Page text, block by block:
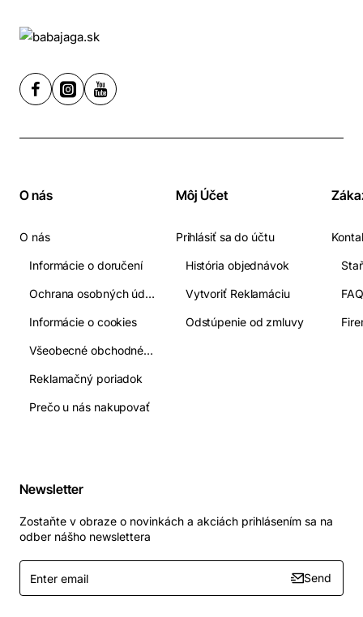
O nás
O nás
Informácie o doručení
Ochrana osobných údajov
Informácie o cookies
Všeobecné obchodné podmienky
Reklamačný poriadok
Prečo u nás nakupovať
Môj Účet
Prihlásiť sa do účtu
História objednávok
Vytvoriť Reklamáciu
Odstúpenie od zmluvy
Newsletter
Zostaňte v obraze o novinkách a akciách prihlásením sa na
odber nášho newslettera
Enter
email
Send